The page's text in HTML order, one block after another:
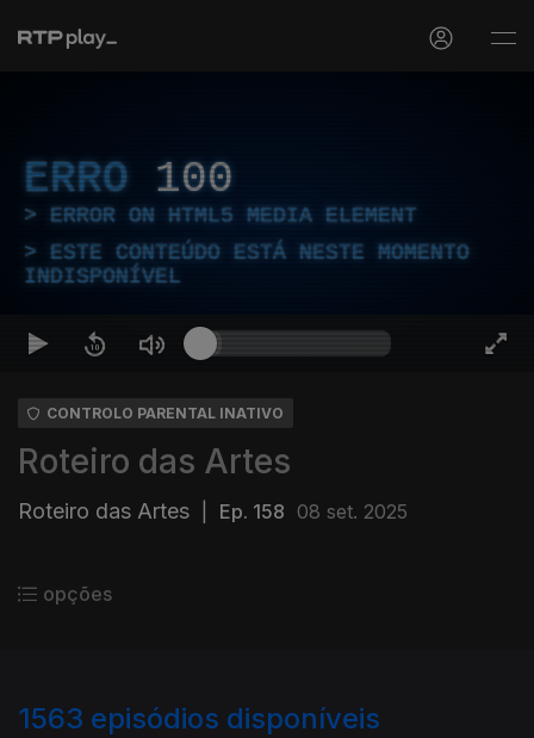
ERRO 100
ERROR ON HTML5 MEDIA ELEMENT
ESTE CONTEÚDO ESTÁ NESTE MOMENTO
INDISPONÍVEL
CONTROLO PARENTAL INATIVO
Roteiro das Artes
Roteiro das Artes Ep. 158 08 set. 2025
opções
1563 episódios disponíveis